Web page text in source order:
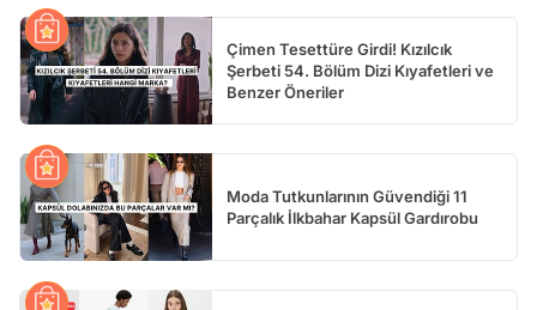
Çimen Tesettüre Girdi! Kızılcık
Şerbeti 54. Bölüm Dizi Kıyafetleri ve
Benzer Öneriler
Moda Tutkunlarının Güvendiği 11
Parçalık İlkbahar Kapsül Gardırobu